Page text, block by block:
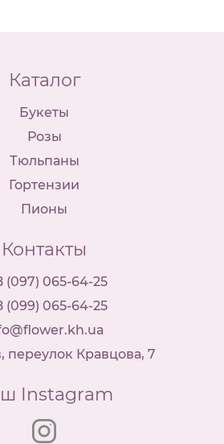
Каталог
Букеты
Розы
Тюльпаны
Гортензии
Пионы
Контакты
(097) 065-64-25
(099) 065-64-25
переулок Кравцова, 7
Instagram